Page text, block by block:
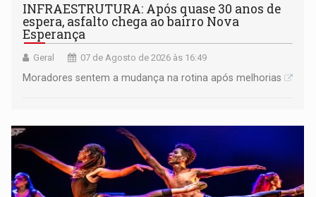
INFRAESTRUTURA: Após quase 30 anos de
espera, asfalto chega ao bairro Nova
Esperança
Geral 07 de Agosto de 2026 às 16:49
Moradores sentem a mudança na rotina após melhorias